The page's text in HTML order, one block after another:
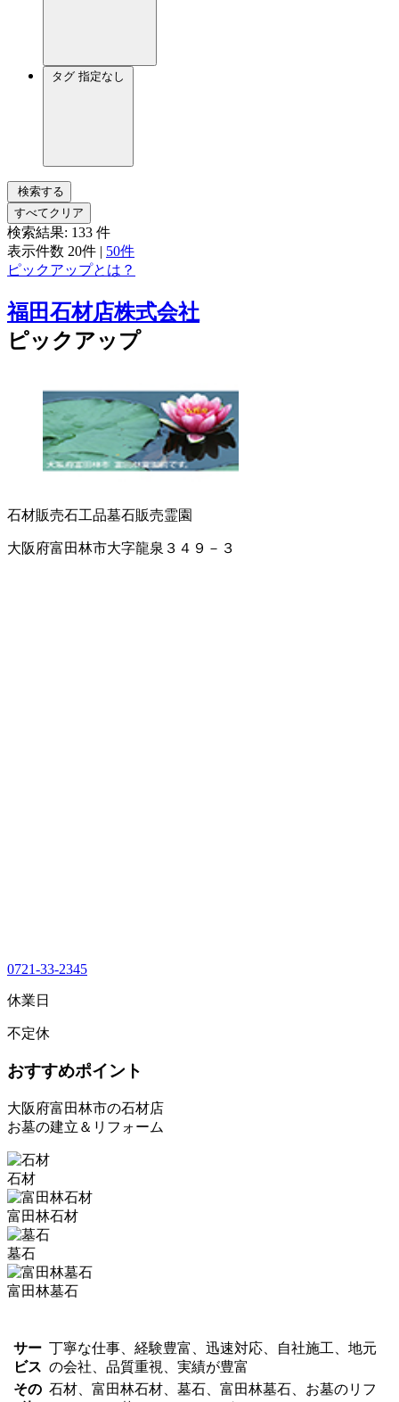
タグ 指定なし
検索する
すべてクリア
検索結果: 133 件
表示件数 20件 | 50件
ピックアップとは？
福田石材店株式会社
ピックアップ
石材販売石工品墓石販売霊園
大阪府富田林市大字龍泉３４９－３
0721-33-2345
休業日
不定休
おすすめポイント
大阪府富田林市の石材店
お墓の建立＆リフォーム
石材
富田林石材
墓石
富田林墓石
サー
ビス
丁寧な仕事、経験豊富、迅速対応、自社施工、地元
の会社、品質重視、実績が豊富
その 石材、富田林石材、墓石、富田林墓石、お墓のリフ